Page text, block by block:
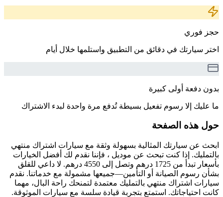
حجز فوري
اختر سيارتك في دقائق من التطبيق واستلمها خلال أيام
بدون دفعة أولى كبيرة
ما عليك إلا رسوم تفعيل بسيطة تُدفع مرة واحدة لبدء الاشتراك
حول هذه الصفحة
ابحث عن سيارتك المثالية بسهولة وثقة مع سيارات اشتراك منتهي
بالتمليك. إذا كنت تبحث عن موديل ، فإننا نقدم لك أفضل الخيارات
بأسعار تبدأ من 1725 درهم وتصل إلى 4550 درهم. لا داعي للقلق
بشأن رسوم الصيانة أو التأمين—جميعها مشمولة مع خدماتنا. نقدم
سيارات اشتراك منتهي بالتمليك معتمدة لتمنحك راحة البال، مهما
كانت احتياجاتك. استمتع بتجربة قيادة سلسة مع سيارات الموثوقة.